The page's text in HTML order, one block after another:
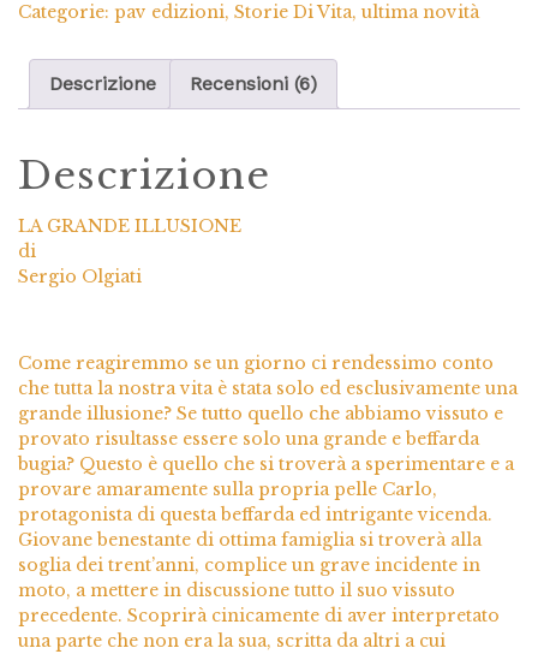
Categorie: pav edizioni, Storie Di Vita, ultima novità
Descrizione Recensioni (6)
Descrizione
LA GRANDE ILLUSIONE
di
Sergio Olgiati
Come reagiremmo se un giorno ci rendessimo conto
che tutta la nostra vita è stata solo ed esclusivamente una
grande illusione? Se tutto quello che abbiamo vissuto e
provato risultasse essere solo una grande e beffarda
bugia? Questo è quello che si troverà a sperimentare e a
provare amaramente sulla propria pelle Carlo,
protagonista di questa beffarda ed intrigante vicenda.
Giovane benestante di ottima famiglia si troverà alla
soglia dei trent’anni, complice un grave incidente in
moto, a mettere in discussione tutto il suo vissuto
precedente. Scoprirà cinicamente di aver interpretato
una parte che non era la sua, scritta da altri a cui